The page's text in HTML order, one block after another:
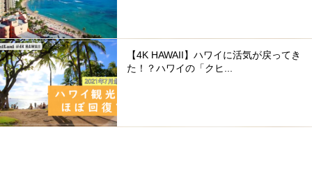
【4K HAWAII】ハワイに活気が戻ってき
た！？ハワイの「クヒ...